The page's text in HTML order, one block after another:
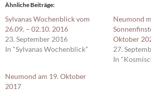
Ähnliche Beiträge
Sylvanas Wochenblick vom
26.09. – 02.10. 2016
23. September 2016
In "Sylvanas Wochenblick"
Neumond
Oktober
27.
In
Neumond am 19. Oktober
2017